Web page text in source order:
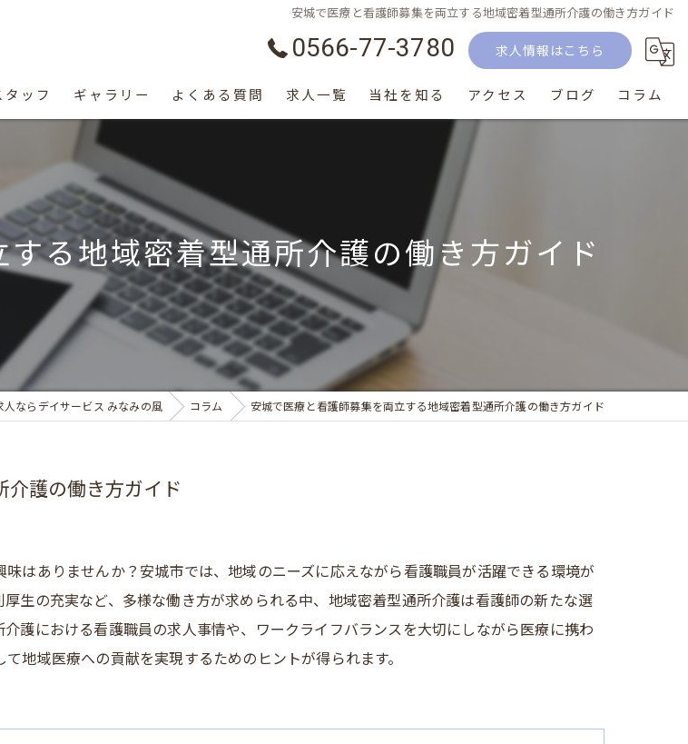
安城で医療と看護師募集を両立する地域密着型通所介護の働き方ガイド
0566-77-3780 求人情報はこちら
タッフ ギャラリー よくある質問 求人一覧 当社を知る
生活相談員
介護士
サービス提供責任者
アクセス ブログ コラム
る地域密着型通所介護の働き方ガイド
人ならデイサービス みなみの風 コラム 安城で医療と看護師募集を両立する地域密着型通所介護の働き方ガイド
介護の働き方ガイド
はありませんか？安城市では、地域のニーズに応えながら看護職員が活躍できる環境が
生の充実など、多様な働き方が求められる中、地域密着型通所介護は看護師の新たな選
護における看護職員の求人事情や、ワークライフバランスを大切にしながら医療に携わ
地域医療への貢献を実現するためのヒントが得られます。